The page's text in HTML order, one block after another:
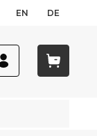
EN DE